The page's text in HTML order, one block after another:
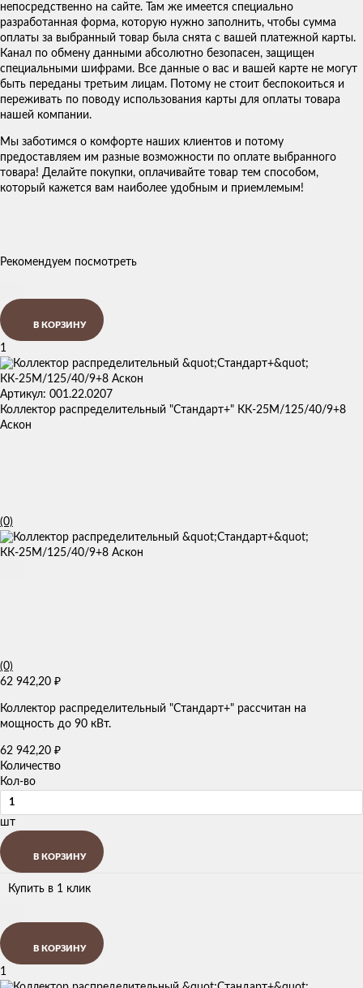
непосредственно на сайте. Там же имеется специально
разработанная форма, которую нужно заполнить, чтобы сумма
оплаты за выбранный товар была снята с вашей платежной карты.
Канал по обмену данными абсолютно безопасен, защищен
специальными шифрами. Все данные о вас и вашей карте не могут
быть переданы третьим лицам. Потому не стоит беспокоиться и
переживать по поводу использования карты для оплаты товара
нашей компании.
Мы заботимся о комфорте наших клиентов и потому
предоставляем им разные возможности по оплате выбранного
товара! Делайте покупки, оплачивайте товар тем способом,
который кажется вам наиболее удобным и приемлемым!
Рекомендуем посмотреть
В КОРЗИНУ
1
Артикул: 001.22.0207
Коллектор распределительный "Стандарт+" КК-25М/125/40/9+8
Аскон
(0)
(0)
62 942,20 ₽
Коллектор распределительный "Стандарт+" рассчитан на
мощность до 90 кВт.
62 942,20 ₽
Количество
Кол-во
шт
В КОРЗИНУ
Купить в 1 клик
В КОРЗИНУ
1